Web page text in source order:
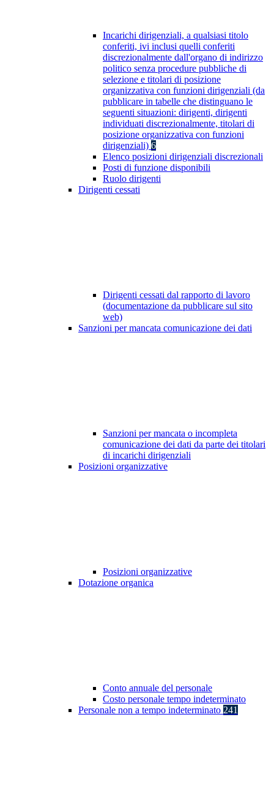
Incarichi dirigenziali, a qualsiasi titolo
conferiti, ivi inclusi quelli conferiti
discrezionalmente dall'organo di indirizzo
politico senza procedure pubbliche di
selezione e titolari di posizione
organizzativa con funzioni dirigenziali (da
pubblicare in tabelle che distinguano le
seguenti situazioni: dirigenti, dirigenti
individuati discrezionalmente, titolari di
posizione organizzativa con funzioni
dirigenziali) 6
Elenco posizioni dirigenziali discrezionali
Posti di funzione disponibili
Ruolo dirigenti
Dirigenti cessati
Dirigenti cessati dal rapporto di lavoro
(documentazione da pubblicare sul sito
web)
Sanzioni per mancata comunicazione dei dati
Sanzioni per mancata o incompleta
comunicazione dei dati da parte dei titolari
di incarichi dirigenziali
Posizioni organizzative
Posizioni organizzative
Dotazione organica
Conto annuale del personale
Costo personale tempo indeterminato
Personale non a tempo indeterminato 241